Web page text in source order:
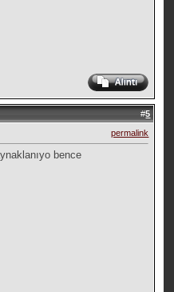
#5
permalink
bence